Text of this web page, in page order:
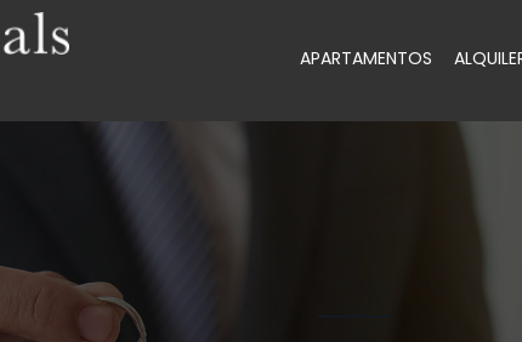
APARTAMENTOS